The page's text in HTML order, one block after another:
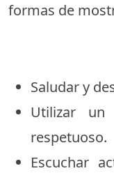
formas de
Saludar y
Utilizar
respetuoso.
Escuchar